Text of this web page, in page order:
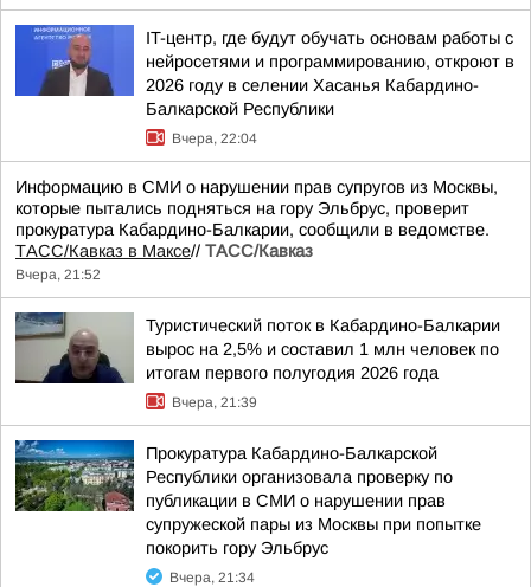
IT-центр, где будут обучать основам работы с
нейросетями и программированию, откроют в
2026 году в селении Хасанья Кабардино-
Балкарской Республики
Вчера, 22:04
Информацию в СМИ о нарушении прав супругов из Москвы,
которые пытались подняться на гору Эльбрус, проверит
прокуратура Кабардино-Балкарии, сообщили в ведомстве.
ТАСС/Кавказ в Максе// ТАСС/Кавказ
Вчера, 21:52
Туристический поток в Кабардино-Балкарии
вырос на 2,5% и составил 1 млн человек по
итогам первого полугодия 2026 года
Вчера, 21:39
Прокуратура Кабардино-Балкарской
Республики организовала проверку по
публикации в СМИ о нарушении прав
супружеской пары из Москвы при попытке
покорить гору Эльбрус
Вчера, 21:34